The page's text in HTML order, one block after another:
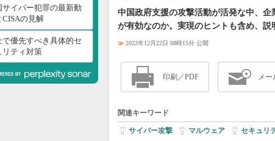
サイバー犯罪の最新動
CISAの見解
で優先すべき具体的セ
リティ対策
中国政府支援の攻撃活動が活発な中、
が有効なのか。実現のヒントも含め、説
≫ 2022年12月22日 08時15分 公開
印刷／PDF メー
関連キーワード
サイバー攻撃 マルウェア セキュリ